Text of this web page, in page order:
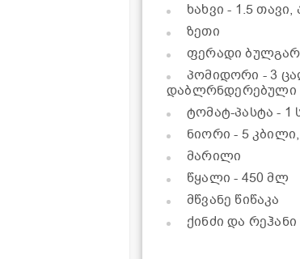
ხახვი- 1.5
ზეთი
ფერადი
პომიდორი - 3
დაბლრნდერებული
ტომატ-პასტა- 1
ნიორი- 5
მარილი
წყალი- 450 მლ
მწვანე წიწაკა
ქინძი და რეჰანი